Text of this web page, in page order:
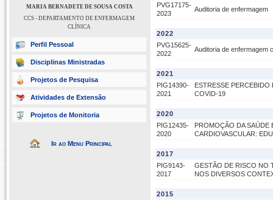
MARIA BERNADETE DE SOUSA COSTA
CCS - DEPARTAMENTO DE ENFERMAGEM
CLÍNICA
Perfil Pessoal
Disciplinas Ministradas
Projetos de Pesquisa
Atividades de Extensão
Projetos de Monitoria
Ir ao Menu Principal
PVG17175-
2023
Auditoria de enfermagem
2022
PVG15625-
2022
Auditoria de enfermagem
2021
PIG14390-
2021
ESTRESSE PERCEBIDO
COVID-19
2020
PIG12435-
2020
PROMOÇÃO DA SAÚDE
CARDIOVASCULAR:
2017
PIG9143-
2017
GESTÃO DE RISCO NO
NOS DIVERSOS
2015